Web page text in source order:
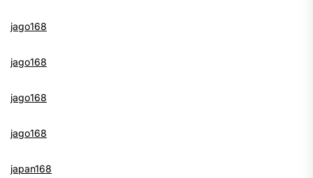
jago168
jago168
jago168
jago168
japan168